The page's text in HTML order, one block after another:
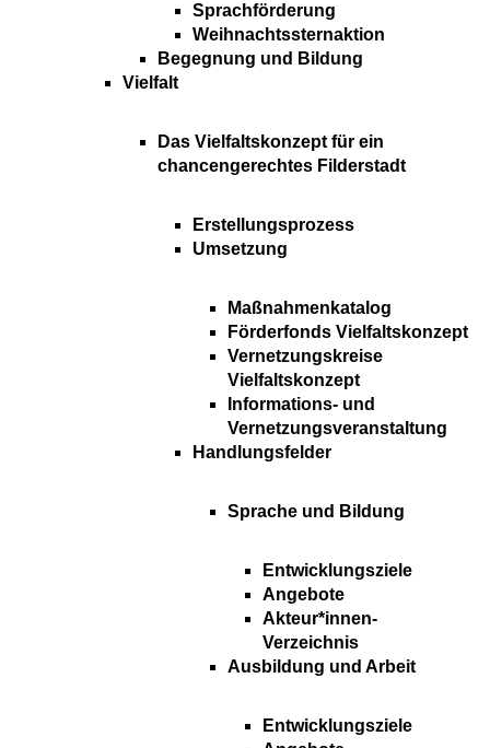
Sprachförderung
Weihnachtssternaktion
Begegnung und Bildung
Vielfalt
Das Vielfaltskonzept für ein
chancengerechtes Filderstadt
Erstellungsprozess
Umsetzung
Maßnahmenkatalog
Förderfonds Vielfaltskonzept
Vernetzungskreise
Vielfaltskonzept
Informations- und
Vernetzungsveranstaltung
Handlungsfelder
Sprache und Bildung
Entwicklungsziele
Angebote
Akteur*innen-
Verzeichnis
Ausbildung und Arbeit
Entwicklungsziele